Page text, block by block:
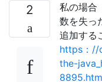
2
私の場合
数を失っ
追加する
https：//
the-